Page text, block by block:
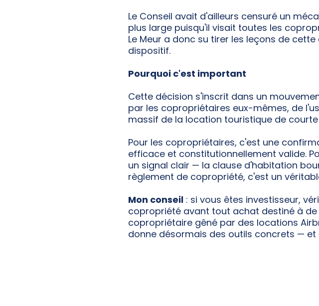
Le Conseil avait d'ailleurs censuré un
plus large puisqu'il visait toutes les
Le Meur a donc su tirer les leçons de
dispositif.
Pourquoi c'est important
Cette décision s'inscrit dans un
par les copropriétaires eux-mêmes, de
massif de la location touristique de courte
Pour les copropriétaires, c'est une
efficace et constitutionnellement valide.
un signal clair — la clause d'habitation
règlement de copropriété, c'est un
Mon conseil: si vous êtes investisseur,
copropriété avant tout achat destiné à
copropriétaire gêné par des locations
donne désormais des outils concrets —